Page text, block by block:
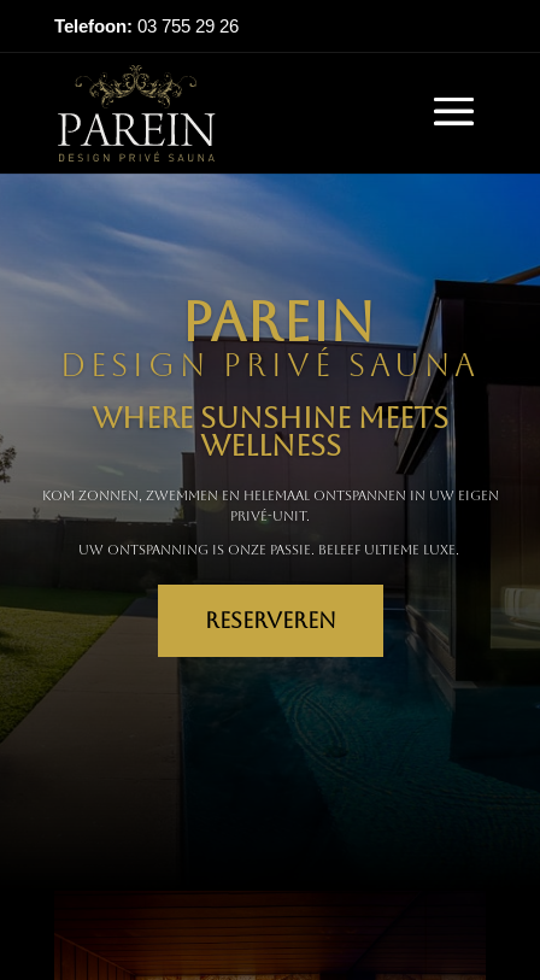
Telefoon: 03 755 29 26
Parein
Design Privé Sauna
WherE SUNSHINE MEETS
WELLNESS
KOM ZONNEN, ZWEMMEN EN HELEMAAL ONTSPANNEN IN UW EIGEN
PRIVé-UNIT.
Uw ontspanning is onze passie. Beleef ultieme luxe.
RESERVEREN